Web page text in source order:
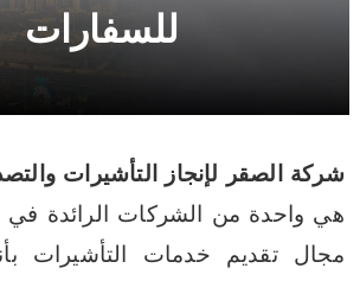
للسفارات
شركة الصقر لإنجاز التأشيرات
هي واحدة من الشركات الرائدة في
مجال تقديم خدمات التأشيرات